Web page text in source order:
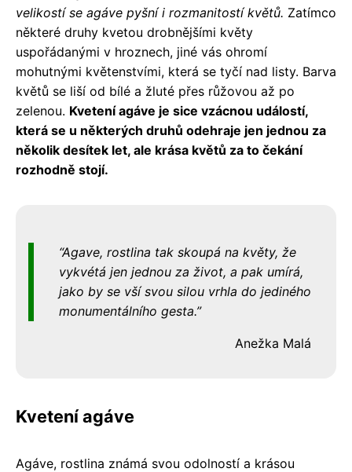
velikostí se agáve pyšní i rozmanitostí květů. Zatímco
některé druhy kvetou drobnějšími květy
uspořádanými v hroznech, jiné vás ohromí
mohutnými květenstvími, která se tyčí nad listy. Barva
květů se liší od bílé a žluté přes růžovou až po
zelenou. Kvetení agáve je sice vzácnou událostí,
která se u některých druhů odehraje jen jednou za
několik desítek let, ale krása květů za to čekání
rozhodně stojí.
Agave, rostlina tak skoupá na květy, že
vykvétá jen jednou za život, a pak umírá,
jako by se vší svou silou vrhla do jediného
monumentálního gesta.
Anežka Malá
Kvetení agáve
Agáve, rostlina známá svou odolností a krásou